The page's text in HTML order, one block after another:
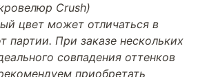
Crush)
цвет может отличаться в
партии. При заказе нескольких
совпадения оттенков
приобретать